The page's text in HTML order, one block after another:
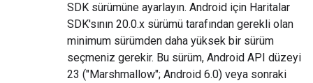
SDK sürümüne ayarlayın. Android için Haritalar
SDK'sının 20.0.x sürümü tarafından gerekli olan
minimum sürümden daha yüksek bir sürüm
seçmeniz gerekir. Bu sürüm, Android API düzeyi
23 ("Marshmallow"; Android 6.0) veya sonraki